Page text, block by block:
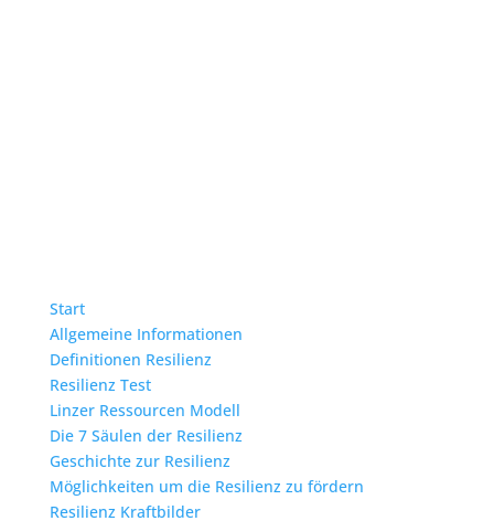
Start
Allgemeine Informationen
Definitionen Resilienz
Resilienz Test
Linzer Ressourcen Modell
Die 7 Säulen der Resilienz
Geschichte zur Resilienz
Möglichkeiten um die Resilienz zu fördern
Resilienz Kraftbilder